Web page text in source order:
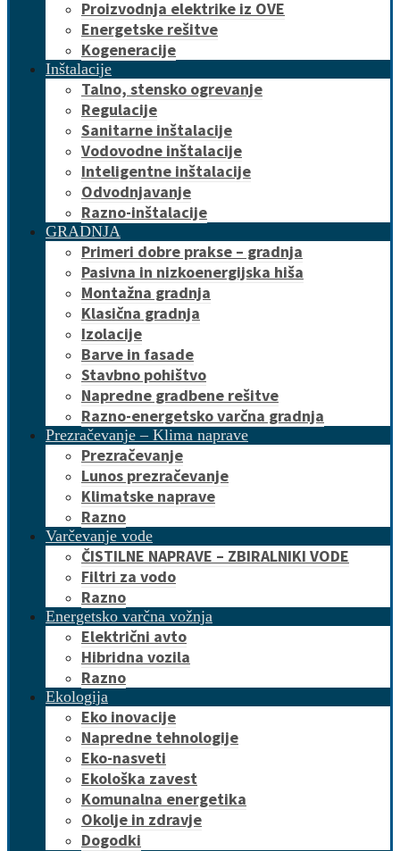
Proizvodnja elektrike iz OVE
Energetske rešitve
Kogeneracije
Inštalacije
Talno, stensko ogrevanje
Regulacije
Sanitarne inštalacije
Vodovodne inštalacije
Inteligentne inštalacije
Odvodnjavanje
Razno-inštalacije
GRADNJA
Primeri dobre prakse – gradnja
Pasivna in nizkoenergijska hiša
Montažna gradnja
Klasična gradnja
Izolacije
Barve in fasade
Stavbno pohištvo
Napredne gradbene rešitve
Razno-energetsko varčna gradnja
Prezračevanje – Klima naprave
Prezračevanje
Lunos prezračevanje
Klimatske naprave
Razno
Varčevanje vode
ČISTILNE NAPRAVE – ZBIRALNIKI VODE
Filtri za vodo
Razno
Energetsko varčna vožnja
Električni avto
Hibridna vozila
Razno
Ekologija
Eko inovacije
Napredne tehnologije
Eko-nasveti
Ekološka zavest
Komunalna energetika
Okolje in zdravje
Dogodki